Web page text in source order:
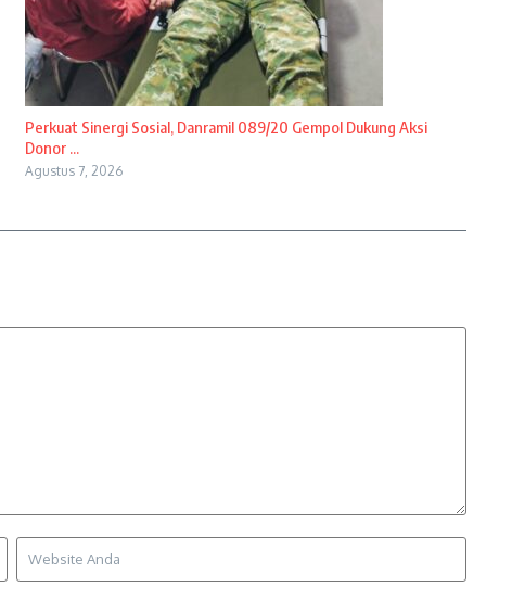
Perkuat Sinergi Sosial, Danramil 089/20 Gempol Dukung Aksi
Donor ...
Agustus 7, 2026